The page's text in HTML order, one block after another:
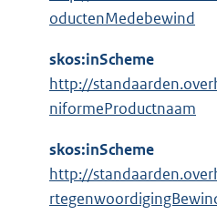
oductenMedebewind
skos:inScheme
http://
niformeProductnaam
skos:inScheme
http://